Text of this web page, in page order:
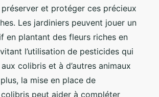
et protéger ces précieux
Les jardiniers peuvent jouer un
en plantant des fleurs riches en
l’utilisation de pesticides qui
colibris et à d’autres animaux
la mise en place de
peut aider à compléter